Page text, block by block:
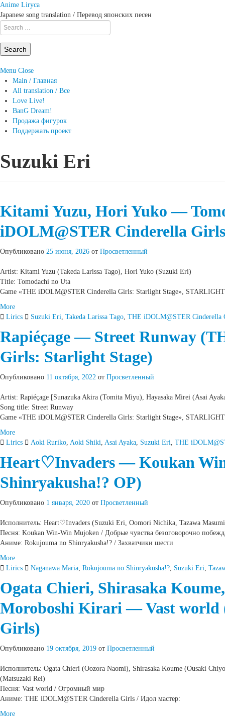
Anime Liryca
Japanese song translation / Перевод японских песен
Search
on:
Menu Close
Main / Главная
All translation / Все
Love Live!
BanG Dream!
Продажа фигурок
Поддержать проект
Suzuki Eri
Kitami Yuzu, Hori Yuko —
iDOLM@STER Cinderella
Опубликовано 25 июня, 2026 от Просветленный
Artist: Kitami Yuzu (Takeda Larissa Tago), Hori Yuko (Suzuki Eri)
Title: Tomodachi no Uta
Game «THE iDOLM@STER Cinderella Girls: Starlight Stage»,
More
Lirics
Suzuki Eri, Takeda Larissa Tago, THE iDOLM@STER Cinderella
Rapiéçage — Street Runway
Girls: Starlight Stage)
Опубликовано 11 октября, 2022 от Просветленный
Artist: Rapiéçage [Sunazuka Akira (Tomita Miyu), Hayasaka Mirei (Asai
Song title: Street Runway
Game «THE iDOLM@STER Cinderella Girls: Starlight Stage»,
More
Lirics
Aoki Ruriko, Aoki Shiki, Asai Ayaka, Suzuki Eri, THE
Heart♡Invaders — Koukan
Shinryakusha!? OP)
Опубликовано 1 января, 2020 от Просветленный
Исполнитель: Heart♡Invaders (Suzuki Eri, Oomori Nichika, Tazawa
Песня: Koukan Win-Win Mujoken / Добрые чувства безоговорочно
Аниме: Rokujouma no Shinryakusha!? / Захватчики шести
More
Lirics
Naganawa Maria, Rokujouma no Shinryakusha!?, Suzuki Eri,
Ogata Chieri, Shirasaka
Moroboshi Kirari — Vast world
Girls)
Опубликовано 19 октября, 2019 от Просветленный
Исполнитель: Ogata Chieri (Oozora Naomi), Shirasaka Koume (Ousaki
(Matsuzaki Rei)
Песня: Vast world / Огромный мир
Аниме: THE iDOLM@STER Cinderella Girls / Идол мастер:
More